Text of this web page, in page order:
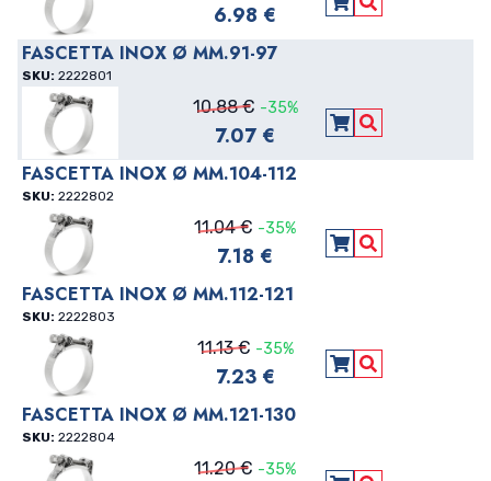
6.98 € Aggiungi al
Vedi Dettagli
FASCETTA INOX Ø MM.91-97
SKU: 2222801
10.88 € -35%
7.07 € Aggiungi al
Vedi Dettagli
FASCETTA INOX Ø MM.104-112
SKU: 2222802
11.04 € -35%
7.18 € Aggiungi al
Vedi Dettagli
FASCETTA INOX Ø MM.112-121
SKU: 2222803
11.13 € -35%
7.23 € Aggiungi al
Vedi Dettagli
FASCETTA INOX Ø MM.121-130
SKU: 2222804
11.20 € -35%